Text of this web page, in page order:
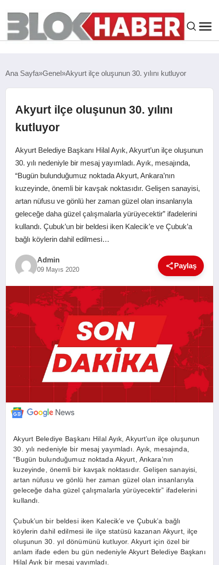
ASAYIŞ
SPOR
EKONOMI
SAĞLIK
EĞITIM
YAŞAM
SANAT
Ana Sayfa Genel Akyurt ilçe oluşunun 30. yılını kutluyor
Akyurt ilçe oluşunun 30. yılını
kutluyor
Akyurt Belediye Başkanı Hilal Ayık, Akyurt’un ilçe oluşunun
30. yılı nedeniyle bir mesaj yayımladı. Ayık, mesajında,
“Bugün bulunduğumuz noktada Akyurt, Ankara’nın
kuzeyinde, önemli bir kavşak noktasıdır. Gelişen sanayisi,
artan nüfusu ve gönlü her zaman güzel olan insanlarıyla
geleceğe daha güzel çalışmalarla yürüyecektir” ifadelerini
kullandı. Çubuk’un bir beldesi iken Kalecik’e ve Çubuk’a
bağlı köylerin dahil edilmesi…
Admin
09 Mayıs 2020 Paylaş
Akyurt Belediye Başkanı Hilal Ayık, Akyurt’un ilçe oluşunun
30. yılı nedeniyle bir mesaj yayımladı. Ayık, mesajında,
“Bugün bulunduğumuz noktada Akyurt, Ankara’nın
kuzeyinde, önemli bir kavşak noktasıdır. Gelişen sanayisi,
artan nüfusu ve gönlü her zaman güzel olan insanlarıyla
geleceğe daha güzel çalışmalarla yürüyecektir” ifadelerini
kullandı.
Çubuk’un bir beldesi iken Kalecik’e ve Çubuk’a bağlı
köylerin dahil edilmesi ile ilçe statüsü kazanan Akyurt, ilçe
oluşunun 30. yıl dönümünü kutluyor. Akyurt için özel bir
anlam ifade eden bu gün nedeniyle Akyurt Belediye Başkanı
Hilal Ayık bir mesaj yayımladı.